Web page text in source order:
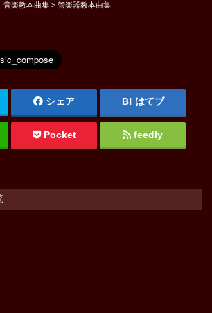
音楽教本曲集 > 管楽器教本曲集
シェア はてブ
Pocket feedly